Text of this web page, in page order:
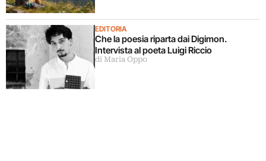
EDITORIA
Che la poesia riparta dai Digimon.
Intervista al poeta Luigi Riccio
di Maria Oppo